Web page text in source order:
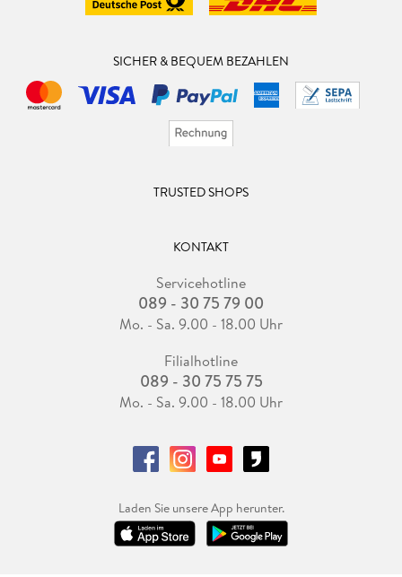
SICHER & BEQUEM BEZAHLEN
TRUSTED SHOPS
KONTAKT
Servicehotline
089 - 30 75 79 00
Mo. - Sa. 9.00 - 18.00 Uhr
Filialhotline
089 - 30 75 75 75
Mo. - Sa. 9.00 - 18.00 Uhr
Laden Sie unsere App herunter.